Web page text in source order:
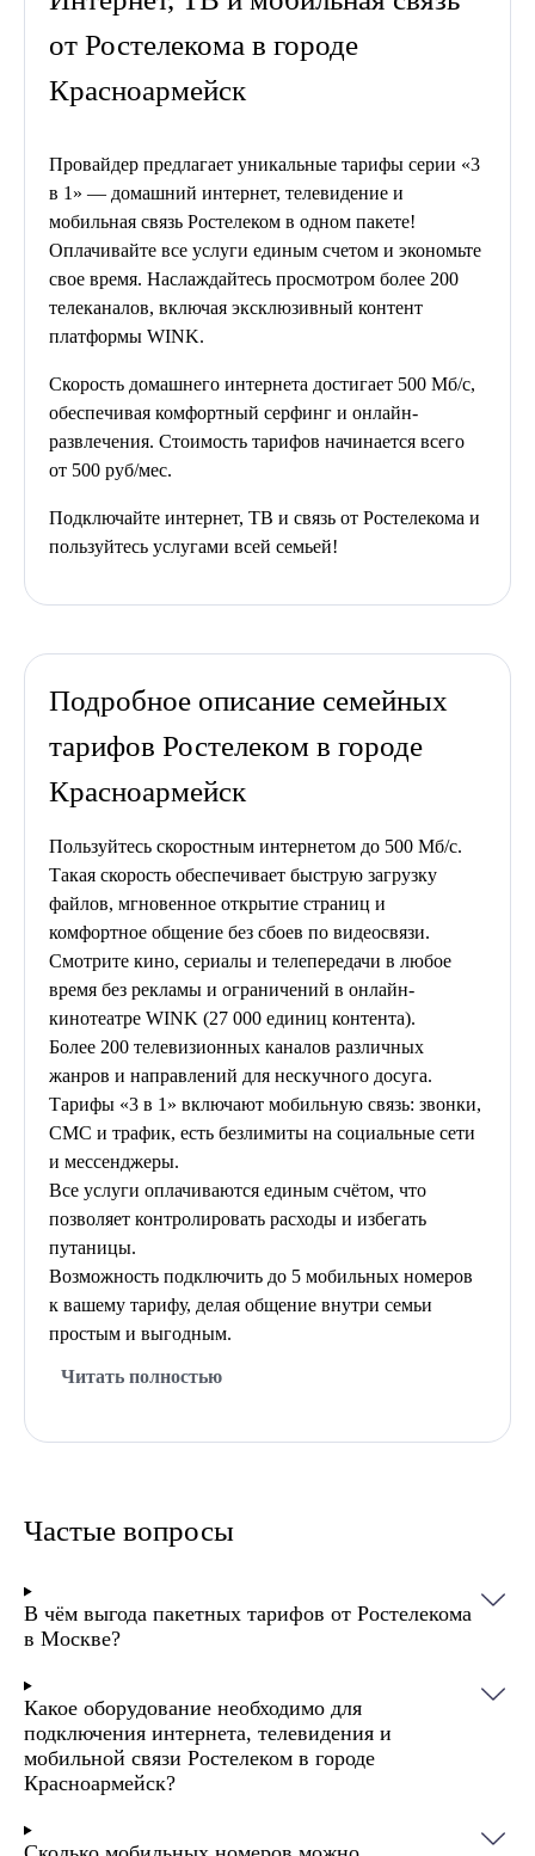
от Ростелекома в городе
Красноармейск
Провайдер предлагает уникальные тарифы серии «3
в 1» — домашний интернет, телевидение и
мобильная связь Ростелеком в одном пакете!
Оплачивайте все услуги единым счетом и экономьте
свое время. Наслаждайтесь просмотром более 200
телеканалов, включая эксклюзивный контент
платформы WINK.
Скорость домашнего интернета достигает 500 Мб/с,
обеспечивая комфортный серфинг и онлайн-
развлечения. Стоимость тарифов начинается всего
от 500 руб/мес.
Подключайте интернет, ТВ и связь от Ростелекома и
пользуйтесь услугами всей семьей!
Подробное описание семейных
тарифов Ростелеком в городе
Красноармейск
Пользуйтесь скоростным интернетом до 500 Мб/с.
Такая скорость обеспечивает быструю загрузку
файлов, мгновенное открытие страниц и
комфортное общение без сбоев по видеосвязи.
Смотрите кино, сериалы и телепередачи в любое
время без рекламы и ограничений в онлайн-
кинотеатре WINK (27 000 единиц контента).
Более 200 телевизионных каналов различных
жанров и направлений для нескучного досуга.
Тарифы «3 в 1» включают мобильную связь: звонки,
СМС и трафик, есть безлимиты на социальные сети
и мессенджеры.
Все услуги оплачиваются единым счётом, что
позволяет контролировать расходы и избегать
путаницы.
Возможность подключить до 5 мобильных номеров
к вашему тарифу, делая общение внутри семьи
простым и выгодным.
Читать полностью
родительский контроль и статический IP адрес.
льготных условиях. Ростелеком дает скидки на
месяцев.
Абоненты могут настроить группу «Семья».
Семейная группа Ростелеком объединяет до
используют общий пакет минут, СМС и
Частые вопросы
В чём выгода пакетных тарифов от Ростелекома
в Москве?
Какое оборудование необходимо для
подключения интернета, телевидения и
мобильной связи Ростелеком в городе
Красноармейск?